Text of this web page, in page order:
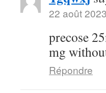
22 août
precose
mg
Répondre